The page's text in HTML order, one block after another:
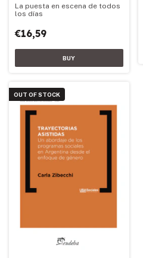
La puesta en escena de todos
los días
€16,59
OUT OF STOCK